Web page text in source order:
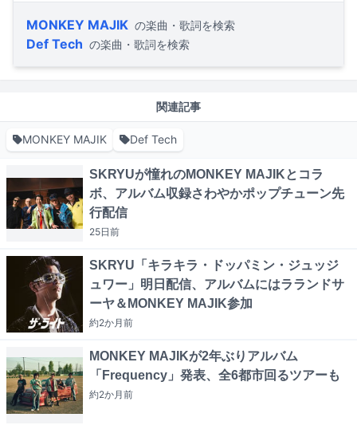
MONKEY MAJIK の楽曲・歌詞を検索
Def Tech の楽曲・歌詞を検索
関連記事
MONKEY MAJIK Def Tech
SKRYUが憧れのMONKEY MAJIKとコラ
ボ、アルバム収録さわやかポップチューン先
行配信
25日前
SKRYU「キラキラ・ドッパミン・ジュッジ
ュワー」明日配信、アルバムにはラランドサ
ーヤ＆MONKEY MAJIK参加
約2か月前
MONKEY MAJIKが2年ぶりアルバム
「Frequency」発表、全6都市回るツアーも
約2か月前